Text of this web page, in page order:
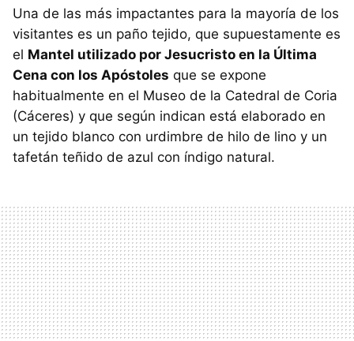
Una de las más impactantes para la mayoría de los
visitantes es un paño tejido, que supuestamente es
el Mantel utilizado por Jesucristo en la Última
Cena con los Apóstoles que se expone
habitualmente en el Museo de la Catedral de Coria
(Cáceres) y que según indican está elaborado en
un tejido blanco con urdimbre de hilo de lino y un
tafetán teñido de azul con índigo natural.